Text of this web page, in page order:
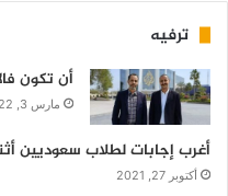
ترفيه
أن تكون
مارس 3, 2022
أغرب إجابات لطلاب سعوديين
أكتوبر 27, 2021